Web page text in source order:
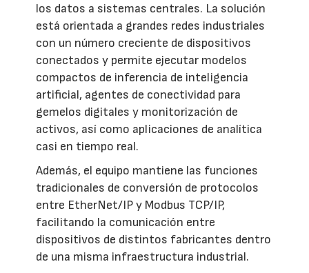
los datos a sistemas centrales. La solución
está orientada a grandes redes industriales
con un número creciente de dispositivos
conectados y permite ejecutar modelos
compactos de inferencia de inteligencia
artificial, agentes de conectividad para
gemelos digitales y monitorización de
activos, así como aplicaciones de analítica
casi en tiempo real.
Además, el equipo mantiene las funciones
tradicionales de conversión de protocolos
entre EtherNet/IP y Modbus TCP/IP,
facilitando la comunicación entre
dispositivos de distintos fabricantes dentro
de una misma infraestructura industrial.